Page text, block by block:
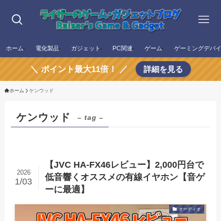
ホーム 電化製品 ガジェット PC関連 ゲーム ゲーミングデバ
＼ ポイント最大11倍！ ／ 詳細を見る
ホーム ケンウッド
ケンウッド – tag –
【JVC HA-FX46レビュー】2,000円台で
低音響くオススメの有線イヤホン【音ゲ
ーに最適】
2026
1/03
オーディオ